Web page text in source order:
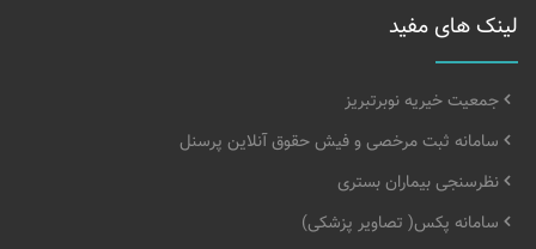
لینک های مفید
جمعیت خیریه نوبرتبریز
سامانه ثبت مرخصی و فیش حقوق آنلاین پرسنل
نظرسنجی بیماران بستری
سامانه پکس( تصاویر پزشکی)